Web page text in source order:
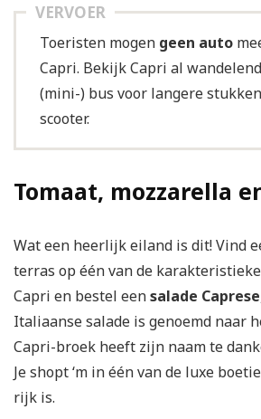
VERVOER
Toeristen mogen geen auto
Capri. Bekijk Capri al
(mini-) bus voor langere
scooter.
Tomaat, mozzarella
Wat een heerlijk eiland is dit! Vind
terras op één van de
Capri en bestel eensalade Caprese
Italiaanse salade is genoemd naar
Capri-broek heeft zijn naam te
Je shopt ‘m in één van de luxe
rijk is.